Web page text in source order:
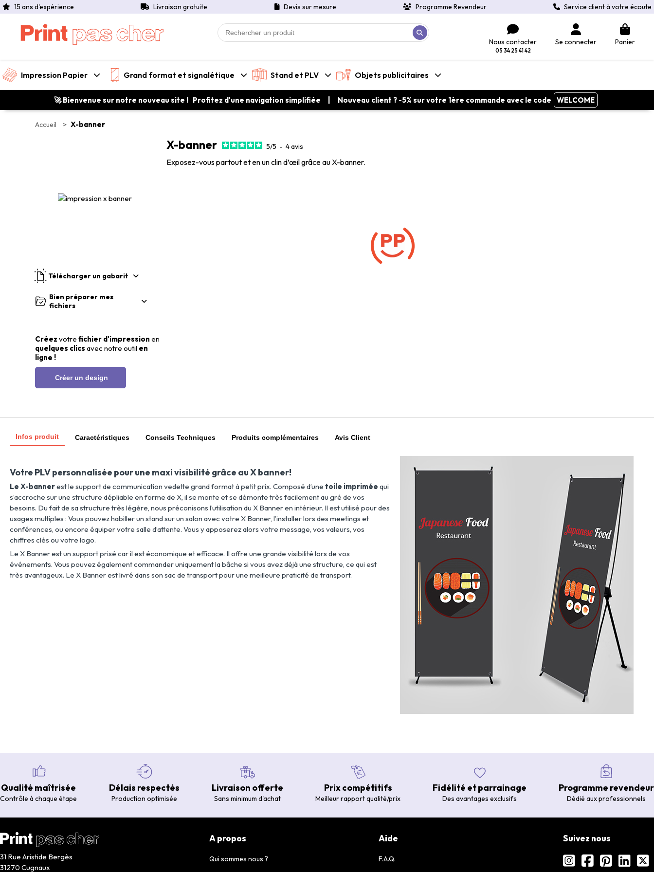
15 ans d'expérience Livraison gratuite Devis sur mesure Programme Revendeur Service client à votre écoute
Nous contacter
05 34 25 41 42
Se connecter Panier
Impression Papier Grand format et signalétique Stand et PLV Objets publicitaires
🚀 Bienvenue sur notre nouveau site ! Profitez d'une navigation simplifiée | Nouveau client ? -5% sur votre 1ère commande avec le code WELCOME
Accueil > X-banner
Télécharger un gabarit
Bien préparer mes
fichiers
Créez votre fichier d'impression en
quelques clics avec notre outil en
ligne !
Créer un design
X-banner 5/5 - 4avis
Exposez-vous partout et en un clin d’œil grâce au X-banner.
Infos produit Caractéristiques Conseils Techniques Produits complémentaires Avis Client
Votre PLV personnalisée pour une maxi visibilité grâce au X banner!
Le X-bannerest le support de communication vedette grand format à petit prix. Composé d’une toile imprimée qui
s’accroche sur une structure dépliable en forme de X, il se monte et se démonte très facilement au gré de vos
besoins. Du fait de sa structure très légère, nous préconisons l’utilisation du X Banner en intérieur. Il est utilisé pour des
usages multiples : Vous pouvez habiller un stand sur un salon avec votre X Banner, l’installer lors des meetings et
conférences, ou encore équiper votre salle d’attente. Vous y apposerez alors votre message, vos valeurs, vos
chiffres clés ou votre logo.
Le X Banner est un support prisé car il est économique et efficace. Il offre une grande visibilité lors de vos
événements. Vous pouvez également commander uniquement la bâche si vous avez déjà une structure, ce qui est
très avantageux. Le X Banner est livré dans son sac de transport pour une meilleure praticité de transport.
Qualité maîtrisée
Contrôle à chaque étape
Délais respectés
Production optimisée
Livraison offerte
Sans minimum d'achat
Prix compétitifs
Meilleur rapport qualité/prix
Fidélité et parrainage
Des avantages exclusifs
Programme revendeur
Dédié aux professionnels
31 Rue Aristide Bergès
31270 Cugnaux
A propos
Qui sommes nous ?
Aide
F.A.Q.
Suivez nous